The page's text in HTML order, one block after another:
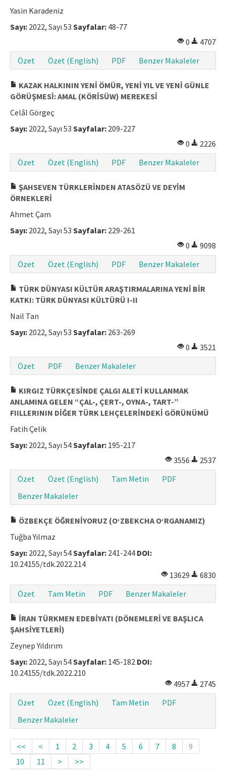
Yasin Karadeniz
Sayı: 2022, Sayı 53 Sayfalar: 48-77
0
4707
Özet
Özet (English) PDF Benzer Makaleler
KAZAK HALKININ YENİ ÖMÜR, YENİ YIL VE YENİ GÜNLE
GÖRÜŞMESİ: AMAL (KÖRİSÜW) MEREKESİ
Celâl Görgeç
Sayı: 2022, Sayı 53 Sayfalar: 209-227
0
2226
Özet
Özet (English) PDF Benzer Makaleler
ŞAHSEVEN TÜRKLERİNDEN ATASÖZÜ VE DEYİM
ÖRNEKLERİ
Ahmet Çam
Sayı: 2022, Sayı 53 Sayfalar: 229-261
0
9098
Özet
Özet (English) PDF Benzer Makaleler
TÜRK DÜNYASI KÜLTÜR ARAŞTIRMALARINA YENİ BİR
KATKI: TÜRK DÜNYASI KÜLTÜRÜ I-II
Nail Tan
Sayı: 2022, Sayı 53 Sayfalar: 263-269
0
3521
Özet
PDF Benzer Makaleler
KIRGIZ TÜRKÇESİNDE ÇALGI ALETİ KULLANMAK
ANLAMINA GELEN “ÇAL-, ÇERT-, OYNA-, TART-”
FIILLERININ DİĞER TÜRK LEHÇELERİNDEKİ GÖRÜNÜMÜ
Fatih Çelik
Sayı: 2022, Sayı 54Sayfalar: 195-217
3556
2537
Özet
Özet (English) Tam Metin
PDF
Benzer Makaleler
ÖZBEKÇE ÖĞRENİYORUZ (OʻZBEKCHA OʻRGANAMIZ)
Tuğba Yılmaz
Sayı: 2022, Sayı 54Sayfalar: 241-244 DOI:
10.24155/tdk.2022.214
13629
6830
Özet
Tam Metin PDF Benzer Makaleler
İRAN TÜRKMEN EDEBİYATI (DÖNEMLERİ VE BAŞLICA
ŞAHSİYETLERİ)
Zeynep Yıldırım
Sayı: 2022, Sayı 54Sayfalar: 145-182 DOI:
10.24155/tdk.2022.210
4957
2745
Özet
Özet (English) Tam Metin
PDF
Benzer Makaleler
<< < 1 2 3 4 5 6 7 8
9
10
11 > >>